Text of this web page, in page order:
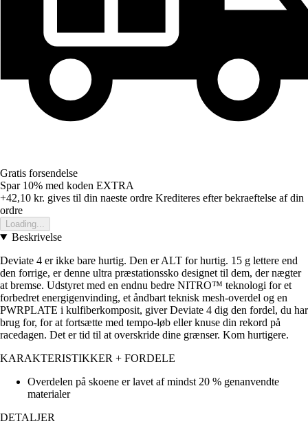
Gratis forsendelse
Spar 10% med koden EXTRA
+42,10 kr. gives til din naeste ordre Krediteres efter bekraeftelse af din
ordre
Loading...
Beskrivelse
Deviate 4 er ikke bare hurtig. Den er ALT for hurtig. 15 g lettere end
den forrige, er denne ultra præstationssko designet til dem, der nægter
at bremse. Udstyret med en endnu bedre NITRO™ teknologi for et
forbedret energigenvinding, et åndbart teknisk mesh-overdel og en
PWRPLATE i kulfiberkomposit, giver Deviate 4 dig den fordel, du har
brug for, for at fortsætte med tempo-løb eller knuse din rekord på
racedagen. Det er tid til at overskride dine grænser. Kom hurtigere.
KARAKTERISTIKKER + FORDELE
Overdelen på skoene er lavet af mindst 20 % genanvendte
materialer
DETALJER